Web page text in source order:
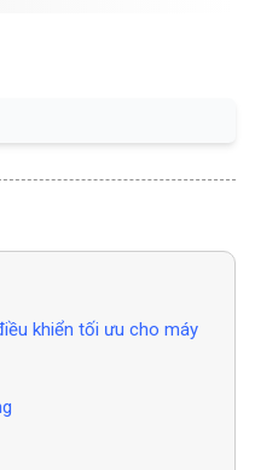
khiển tối ưu cho máy